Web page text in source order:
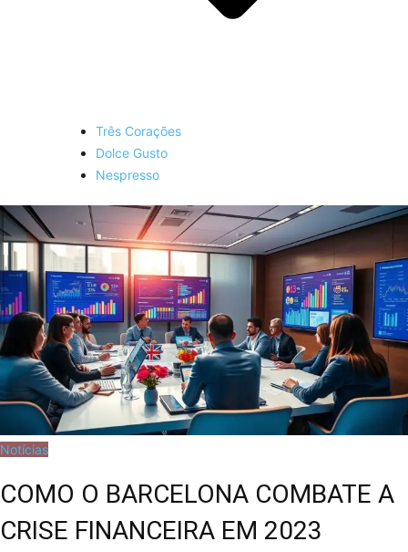
Três Corações
Dolce Gusto
Nespresso
Notícias
COMO O BARCELONA COMBATE A
CRISE FINANCEIRA EM 2023